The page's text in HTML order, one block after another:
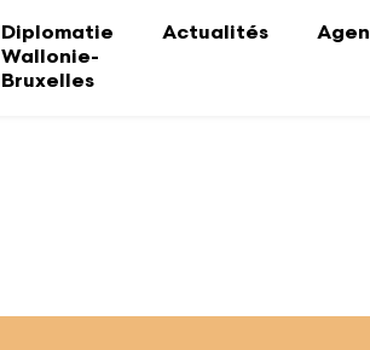
Diplomatie
Wallonie-
Bruxelles
Actualités